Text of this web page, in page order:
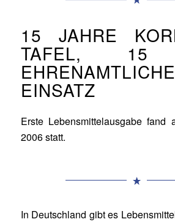
15 JAHRE
TAFEL, 15
EINSATZ
Erste Lebensmittelausgabe fand
2006 statt.
In Deutschland gibt es